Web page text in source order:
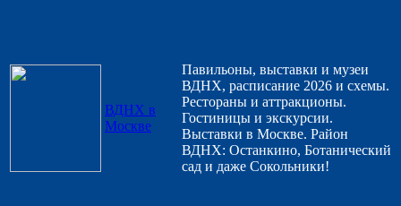
ВДНХ в
Москве
Павильоны, выставки и музеи
ВДНХ, расписание 2026 и схемы.
Рестораны и аттракционы.
Гостиницы и экскурсии.
Выставки в Москве. Район
ВДНХ: Останкино, Ботанический
сад и даже Сокольники!